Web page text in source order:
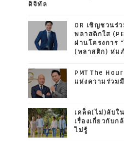
ดิจิทัล
OR เชิญชวนร่
พลาสติกใส
ผ่านโครงการ
(พลาสติก) ห่ม
PMT The
แห่งความร่วม
เคล็ด(ไม่)ลับใ
เรื่องเกี่ยวกับ
ไม่รู้